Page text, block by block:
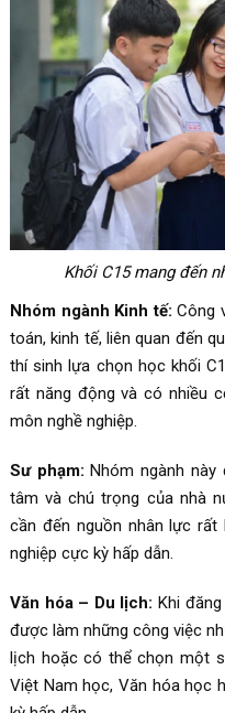
Khối C15 mang đến
Nhóm ngành Kinh tế: Công
toán, kinh tế, liên quan đến
thí sinh lựa chọn học khối
rất năng động và có nhiều
môn nghề nghiệp.
Sư phạm: Nhóm ngành
tâm và chú trọng của nhà
cần đến nguồn nhân lực
nghiệp cực kỳ hấp dẫn.
Văn hóa – Du lịch: Khi
được làm những công việc
lịch hoặc có thể chọn một
Việt Nam học, Văn hóa học